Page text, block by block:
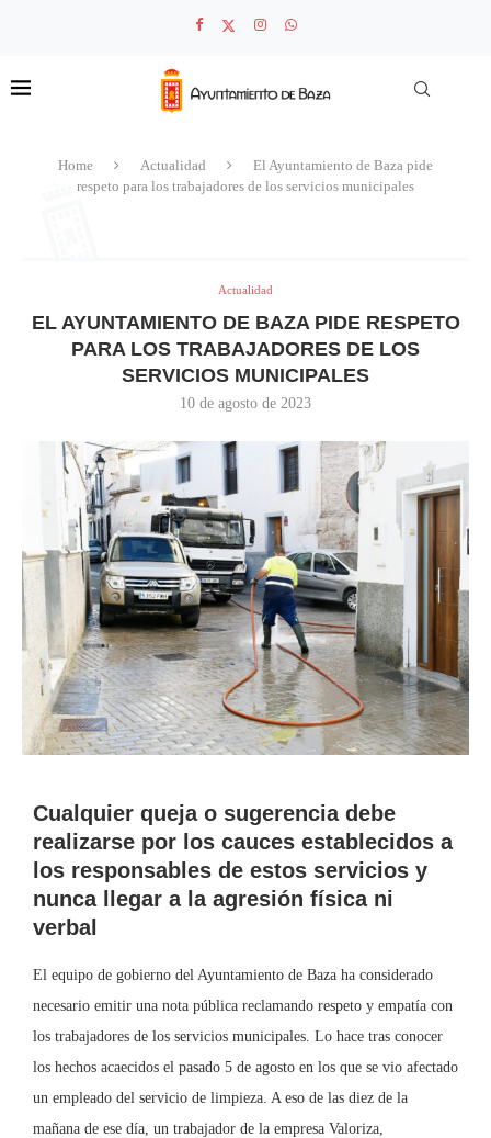
Home Actualidad
El Ayuntamiento de Baza pide
respeto para los trabajadores de los servicios municipales
Actualidad
EL AYUNTAMIENTO DE BAZA PIDE RESPETO
PARA LOS TRABAJADORES DE LOS
SERVICIOS MUNICIPALES
10 de agosto de 2023
Cualquier queja o sugerencia debe
realizarse por los cauces establecidos a
los responsables de estos servicios y
nunca llegar a la agresión física ni
verbal
El equipo de gobierno del Ayuntamiento de Baza ha considerado
necesario emitir una nota pública reclamando respeto y empatía con
los trabajadores de los servicios municipales. Lo hace tras conocer
los hechos acaecidos el pasado 5 de agosto en los que se vio afectado
un empleado del servicio de limpieza. A eso de las diez de la
mañana de ese día, un trabajador de la empresa Valoriza,